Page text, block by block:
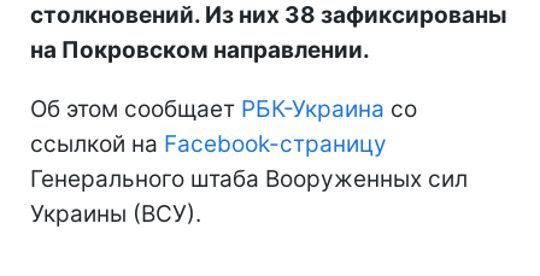
столкновений. Из них 38 зафиксированы
на Покровском направлении.
Об этом сообщает РБК-Украина со
ссылкой на Facebook-страницу
Генерального штаба Вооруженных сил
Украины (ВСУ).